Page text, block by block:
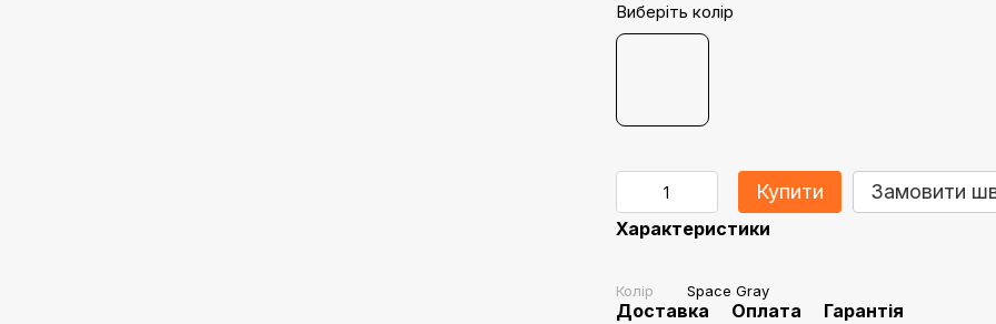
Виберіть колір
Купити Замовити
Характеристики
Колір Space Gray
Доставка Оплата Гарантія